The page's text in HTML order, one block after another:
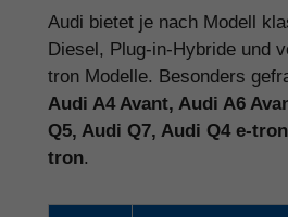
Audi bietet je nach Modell
Diesel, Plug-in-Hybride und
tron Modelle. Besonders
Audi A4 Avant, Audi A6
Q5, Audi Q7, Audi Q4 e-
tron.